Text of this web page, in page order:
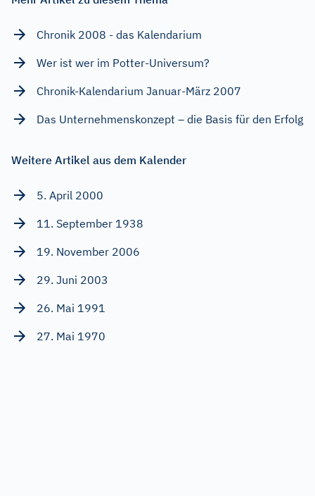
Chronik 2008 - das Kalendarium
Wer ist wer im Potter-Universum?
Chronik-Kalendarium Januar-März 2007
Das Unternehmenskonzept – die Basis für den Erfolg
Weitere Artikel aus dem Kalender
5. April 2000
11. September 1938
19. November 2006
29. Juni 2003
26. Mai 1991
27. Mai 1970